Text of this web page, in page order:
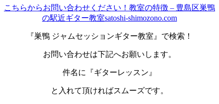
こちらからお問い合わせください！ 教室の特徴 – 豊島区巣鴨
の駅近ギター教室satoshi-shimozono.com
『巣鴨 ジャムセッションギター教室』で検索！
お問い合わせは下記へお願いします。
件名に『ギターレッスン』
と入れて頂ければスムーズです。